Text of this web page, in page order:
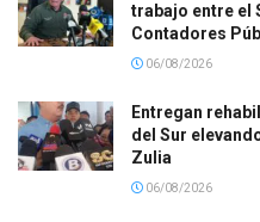
trabajo entre el
Contadores
06/08/2026
Entregan
del Sur
Zulia
06/08/2026